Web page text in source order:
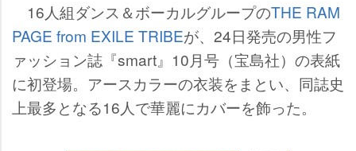
16人組ダンス＆ボーカルグループのTHE RAM
PAGE from EXILE TRIBEが、24日発売の男性フ
ァッション誌『smart』10月号（宝島社）の表紙
に初登場。アースカラーの衣装をまとい、同誌史
上最多となる16人で華麗にカバーを飾った。